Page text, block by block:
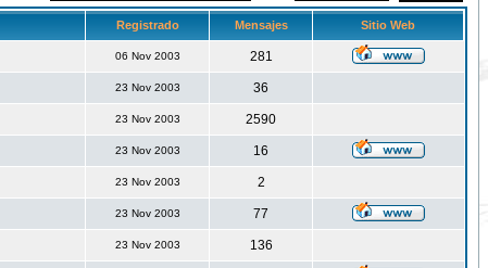
Registrado Mensajes Sitio Web
06 Nov 2003 281
23 Nov 2003 36
23 Nov 2003 2590
23 Nov 2003 16
23 Nov 2003 2
23 Nov 2003 77
23 Nov 2003 136